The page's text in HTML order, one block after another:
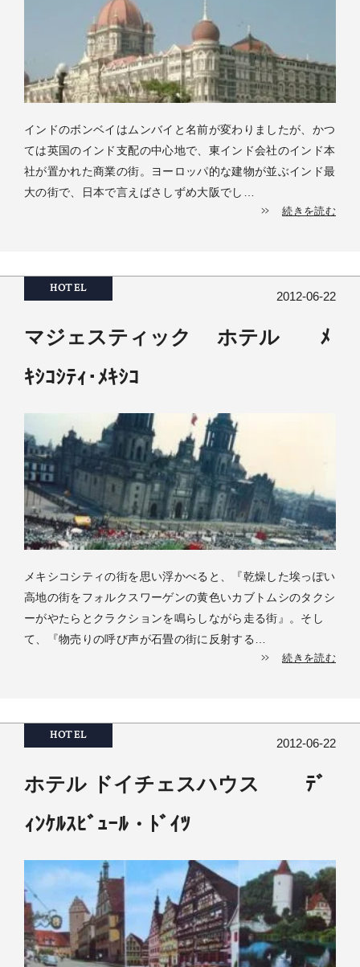
インドのボンベイはムンバイと名前が変わりましたが、かつ
ては英国のインド支配の中心地で、東インド会社のインド本
社が置かれた商業の街。ヨーロッパ的な建物が並ぶインド最
大の街で、日本で言えばさしずめ大阪でし…
続きを読む
HOTEL
2012-06-22
マジェスティック ホテル ﾒ
ｷｼｺｼﾃｨ･ﾒｷｼｺ
メキシコシティの街を思い浮かべると、『乾燥した埃っぽい
高地の街をフォルクスワーゲンの黄色いカブトムシのタクシ
ーがやたらとクラクションを鳴らしながら走る街』。そし
て、『物売りの呼び声が石畳の街に反射する…
続きを読む
HOTEL
2012-06-22
ホテル ドイチェスハウス ﾃﾞ
ｨﾝｹﾙｽﾋﾞｭｰﾙ・ﾄﾞｲﾂ